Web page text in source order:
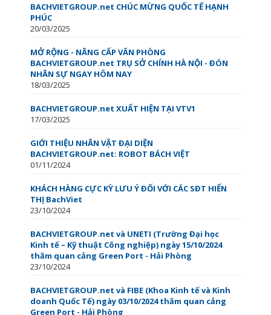
BACHVIETGROUP.net CHÚC MỪNG QUỐC TẾ HẠNH
PHÚC
20/03/2025
MỞ RỘNG - NÂNG CẤP VĂN PHÒNG
BACHVIETGROUP.net TRỤ SỞ CHÍNH HÀ NỘI - ĐÓN
NHÂN SỰ NGAY HÔM NAY
18/03/2025
BACHVIETGROUP.net XUẤT HIỆN TẠI VTV1
17/03/2025
GIỚI THIỆU NHÂN VẬT ĐẠI DIỆN
BACHVIETGROUP.net: ROBOT BÁCH VIỆT
01/11/2024
KHÁCH HÀNG CỰC KỲ LƯU Ý ĐỐI VỚI CÁC SĐT HIỂN
THỊ BachViet
23/10/2024
BACHVIETGROUP.net và UNETI (Trường Đại học
Kinh tế – Kỹ thuật Công nghiệp) ngày 15/10/2024
thăm quan cảng Green Port - Hải Phòng
23/10/2024
BACHVIETGROUP.net và FIBE (Khoa Kinh tế và Kinh
doanh Quốc Tế) ngày 03/10/2024 thăm quan cảng
Green Port - Hải Phòng